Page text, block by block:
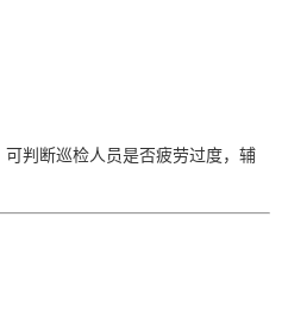
判断巡检人员是否疲劳过度，辅